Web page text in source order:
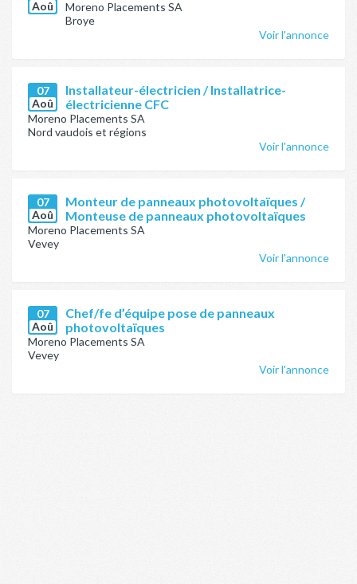
Aoû
Moreno Placements SA
Broye
Voir l'annonce
07
Aoû
Installateur-électricien / Installatrice-
électricienne CFC
Moreno Placements SA
Nord vaudois et régions
Voir l'annonce
07
Aoû
Monteur de panneaux photovoltaïques /
Monteuse de panneaux photovoltaïques
Moreno Placements SA
Vevey
Voir l'annonce
07
Aoû
Chef/fe d’équipe pose de panneaux
photovoltaïques
Moreno Placements SA
Vevey
Voir l'annonce